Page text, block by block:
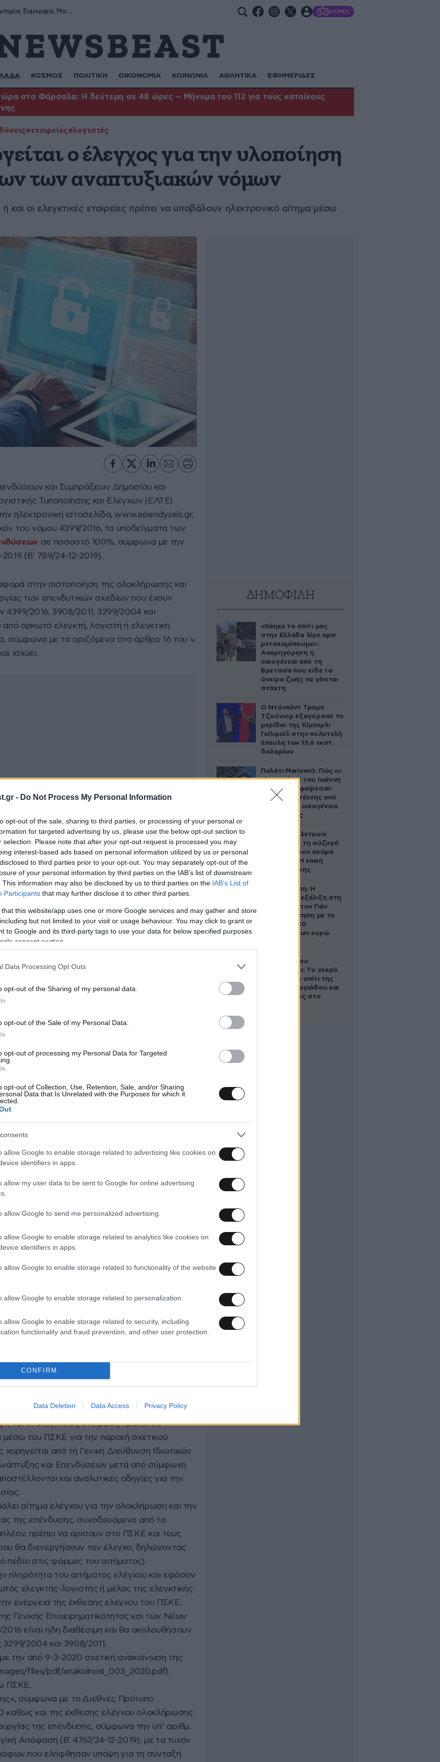
- Do Not Process My Personal Information
opt-out of the sale, sharing to third parties, or processing of your personal or
for targeted advertising by us, please use the below opt-out section to
selection. Please note that after your opt-out request is processed you may
interest-based ads based on personal information utilized by us or personal
to third parties prior to your opt-out. You may separately opt-out of the
of your personal information by third parties on the IAB’s list of downstream
This information may also be disclosed by us to third parties on the IAB’s List of
Participants that may further disclose it to other third parties.
that this website/app uses one or more Google services and may gather and store
but not limited to your visit or usage behaviour. You may click to grant or
to Google and its third-party tags to use your data for below specified purposes
consent section.
Data Processing Opt Outs
opt-out of the Sharing of my personal data.
opt-out of the Sale of my Personal Data.
opt-out of processing my Personal Data for Targeted
opt-out of Collection, Use, Retention, Sale, and/or Sharing
Data that Is Unrelated with the Purposes for which it
allow Google to enable storage related to advertising like cookies on
identifiers in apps.
allow my user data to be sent to Google for online advertising
allow Google to send me personalized advertising.
allow Google to enable storage related to analytics like cookies on
identifiers in apps.
allow Google to enable storage related to functionality of the website
allow Google to enable storage related to personalization.
allow Google to enable storage related to security, including
functionality and fraud prevention, and other user protection.
CONFIRM
Data Deletion Data Access Privacy Policy
Σωτήρης, Σωτηρία, Ευμορφία, Μορφούλα GAMES
ΚΟΣΜΟΣ ΠΟΛΙΤΙΚΗ ΟΙΚΟΝΟΜΙΑ ΚΟΙΝΩΝΙΑ ΑΘΛΗΤΙΚΑ ΕΦΗΜΕΡΙΔΕΣ
στα Φάρσαλα: Η δεύτερη σε 48 ώρες – Μήνυμα του 112 για τους κατοίκους
#εταιρείες#λογιστές
ο έλεγχος για την υλοποίηση
των αναπτυξιακών νόμων
και οι ελεγκτικές εταιρείες πρέπει να υποβάλουν ηλεκτρονικό αίτημα μέσω
και Συμπράξεων Δημοσίου και
Τυποποίησης και Ελέγχων (ΕΛΤΕ)
ηλεκτρονική ιστοσελίδα, www.ependyseis.gr,
του νόμου 4399/2016, τα υποδείγματα των
σε ποσοστό 100%, σύμφωνα με την
(Β’ 789/24-12-2019).
στην πιστοποίηση της ολοκλήρωσης και
των επενδυτικών σχεδίων που έχουν
4399/2016, 3908/2011, 3299/2004 και
ορκωτό ελεγκτή, λογιστή ή ελεγκτική
σύμφωνα με τα οριζόμενα στο άρθρο 16 του ν.
ισχύει.
Πρακτορείο Ειδήσεων ότι οι
ελέγχου από τους επενδυτικούς φορείς
μέσω του Πληροφοριακού Συστήματος
ήδη διαθέσιμες για όλους τους
ακολουθείται η εξής
ή και οι ελεγκτικές εταιρείες πρέπει να
μέσω του ΠΣΚΕ για την παροχή σχετικού
από τη Γενική Διεύθυνση Ιδιωτικών
και Επενδύσεων μετά από σύμφωνη
και αναλυτικές οδηγίες για την
αίτημα ελέγχου για την ολοκλήρωση και την
της επένδυσης, συνοδευόμενο από τα
πρέπει να ορίσουν στο ΠΣΚΕ και τους
θα διενεργήσουν τον έλεγχο, δηλώνοντας
στις φόρμες του αιτήματος).
πληρότητα του αιτήματος ελέγχου και εφόσον
ελεγκτής-λογιστής ή μέλος της ελεγκτικής
ενέργεια της έκθεσης ελέγχου του ΠΣΚΕ.
Γενικής Επιχειρηματικότητας και των Νέων
είναι ήδη διαθέσιμη και θα ακολουθήσουν
3299/2004 και 3908/2011.
την από 9-3-2020 σχετική ανακοίνωση της
files/pdf/anakoinosi_003_2020.pdf).
ΠΣΚΕ.
σύμφωνα με το Διεθνές Πρότυπο
και της έκθεσης ελέγχου ολοκλήρωσης
της επένδυσης, σύμφωνα την υπ’ αριθμ.
Απόφαση (Β’ 4767/24-12-2019), με τα τυχόν
που ελήφθησαν υπόψη για τη σύνταξή
ΔΗΜΟΦΙΛΗ
«Κάηκε το σπίτι μας
στην Ελλάδα λίγο πριν
μετακομίσουμε»:
Απαρηγόρητη η
οικογένεια από τη
Βρετανία που είδε το
όνειρο ζωής να γίνεται
στάχτη
Ο Ντόναλντ Τραμπ
Τζούνιορ εξαγόρασε το
μερίδιο της Κίμπερλι
Γκίλφοϊλ στην πολυτελή
έπαυλη των 13,6 εκατ.
δολαρίων
Παλάτι Marivent: Πώς οι
κληρονόμοι του Ιωάννη
Σαριδάκη αφαίρεσαν
1.300 έργα τέχνης από
τη βασιλική οικογένεια
της Ισπανίας
Ο Άλεκ Μπάλντουιν
ζήτησε από τη σύζυγό
του να κάνουν ακόμα
ένα παιδί – Η επική
αντίδρασή της
Αθηνά Ωνάση: Η
απρόσμενη εξέλιξη στη
διαμάχη με τον Γιάν
Τοπς – Η κίνηση με το
άλογο των 10
εκατομμυρίων ευρώ
Τζώρτζογλου
αποκαλύπτει: Το νεκρό
έμβρυο στο σπίτι της
Μαρίας Γεωργιάδου και
ο εγκλεισμός στο